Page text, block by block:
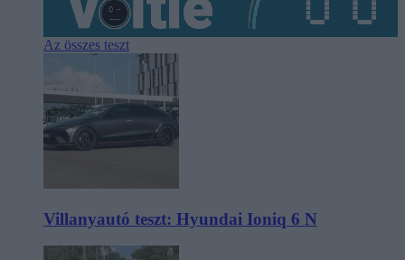
Az összes teszt
Villanyautó teszt: Hyundai Ioniq 6 N